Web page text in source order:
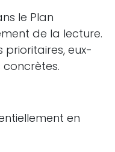
le Plan
de la lecture.
prioritaires, eux-
en